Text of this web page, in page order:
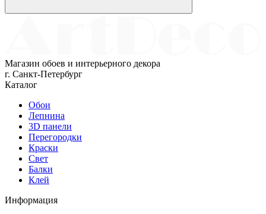
Магазин обоев и интерьерного декора
г. Санкт-Петербург
Каталог
Обои
Лепнина
3D панели
Перегородки
Краски
Свет
Балки
Клей
Информация